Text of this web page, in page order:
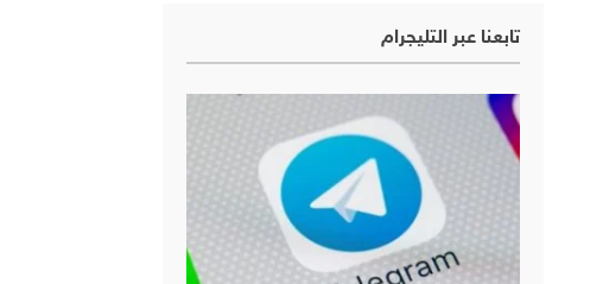
تابعنا عبر التليجرام